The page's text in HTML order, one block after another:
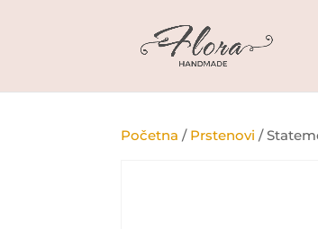
Početna / Prstenovi /